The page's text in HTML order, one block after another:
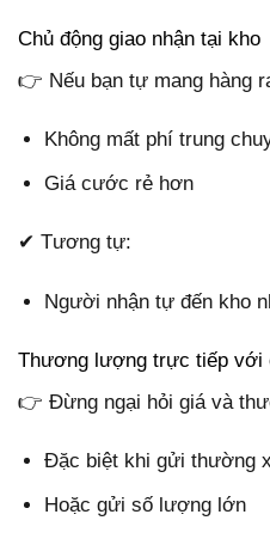
Chủ động giao nhận tại kho
👉 Nếu bạn tự mang hàng
Không mất phí trung
Giá cước rẻ hơn
✔ Tương tự:
Người nhận tự đến kho
Thương lượng trực tiếp với
👉 Đừng ngại hỏi giá và
Đặc biệt khi gửi thường
Hoặc gửi số lượng lớn